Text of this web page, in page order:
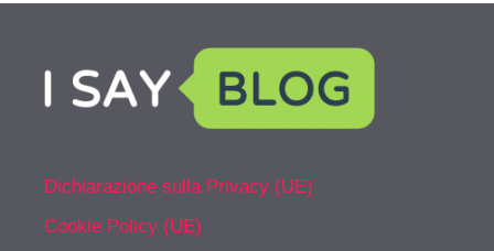
Dichiarazione sulla Privacy (UE)
Cookie Policy (UE)